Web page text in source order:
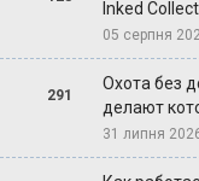
Inked
05 серпня
291
Охота без
делают
31 липня